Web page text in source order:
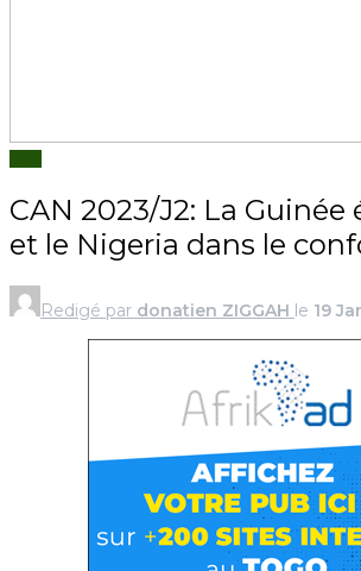
CAN 2023/J2: La
et le Nigeria dans le
Redigé par donatien ZIGGAH le 19